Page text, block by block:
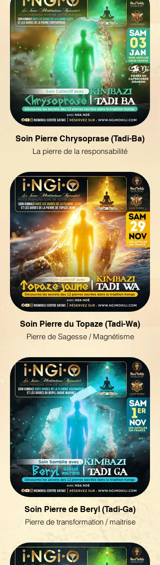
Soin Pierre Chrysoprase (Tadi-Ba)
La pierre de la responsabilité
Soin Pierre du Topaze (Tadi-Wa)
Pierre de Sagesse / Magnétisme
Soin Pierre de Beryl (Tadi-Ga)
Pierre de transformation / maitrise